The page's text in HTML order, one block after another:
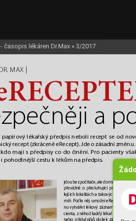
jdou bez počítače, ale domnívá se, že tu
převážně o přesluhující praktiky v
lejších lokalitách a takových bude čím
míň. Podle něj umožní eRecept v
nu vytvářet lékový záznam u k
cienta, zněhož každý lékař včetně
nebo příslušníků složek záchranného
. MAX
a
papírový lékařský předpis neboli recept se od
recept (zkráceně eRecept). Jde o zásadní změnu.
mají s předpisy co do činění. Pro pacienty
i pohodlnější cestu k lékům na předpis.
časopis lékáren Dr.Max » 3/2017